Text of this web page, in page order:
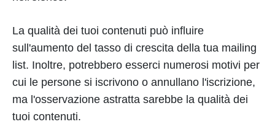
La qualità dei tuoi contenuti può influire
sull'aumento del tasso di crescita della tua mailing
list. Inoltre, potrebbero esserci numerosi motivi per
cui le persone si iscrivono o annullano l'iscrizione,
ma l'osservazione astratta sarebbe la qualità dei
tuoi contenuti.